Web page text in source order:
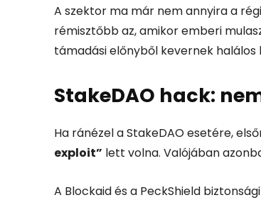
A szektor ma már nem annyira a
rémisztőbb az, amikor emberi
támadási előnyből kevernek
StakeDAO hack:
Ha ránézel a StakeDAO esetére,
exploit” lett volna. Valójában
A Blockaid és a PeckShield